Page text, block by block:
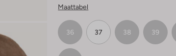
Maattabel
36 37 38 39